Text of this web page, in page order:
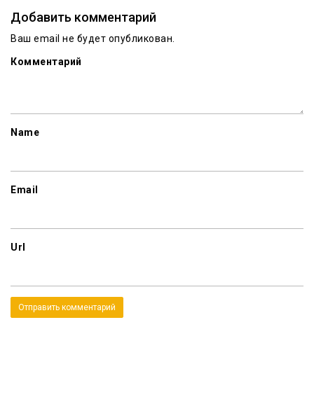
Добавить комментарий
Ваш email не будет опубликован.
Комментарий
Name
Email
Url